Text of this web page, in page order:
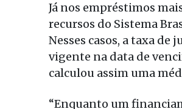
Já nos empréstimos
recursos do Sistema
Nesses casos, a taxa de
vigente na data de
calculou assim uma
“Enquanto um